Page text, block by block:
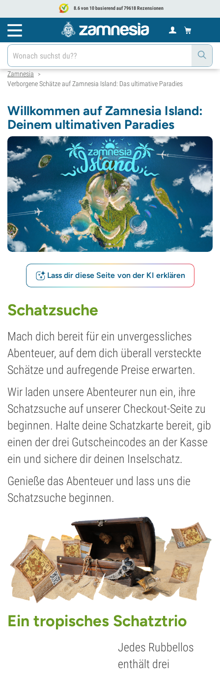
8.6 von 10 basierend auf 79618 Rezensionen
Zamnesia >
Verborgene Schätze auf Zamnesia Island: Das ultimative Paradies
Willkommen auf Zamnesia Island:
Deinem ultimativen Paradies
Lass dir diese Seite von der KI erklären
Schatzsuche
Mach dich bereit für ein unvergessliches
Abenteuer, auf dem dich überall versteckte
Schätze und aufregende Preise erwarten.
Wir laden unsere Abenteurer nun ein, ihre
Schatzsuche auf unserer Checkout-Seite zu
beginnen. Halte deine Schatzkarte bereit, gib
einen der drei Gutscheincodes an der Kasse
ein und sichere dir deinen Inselschatz.
Genieße das Abenteuer und lass uns die
Schatzsuche beginnen.
Ein tropisches Schatztrio
Jedes Rubbellos
enthält drei